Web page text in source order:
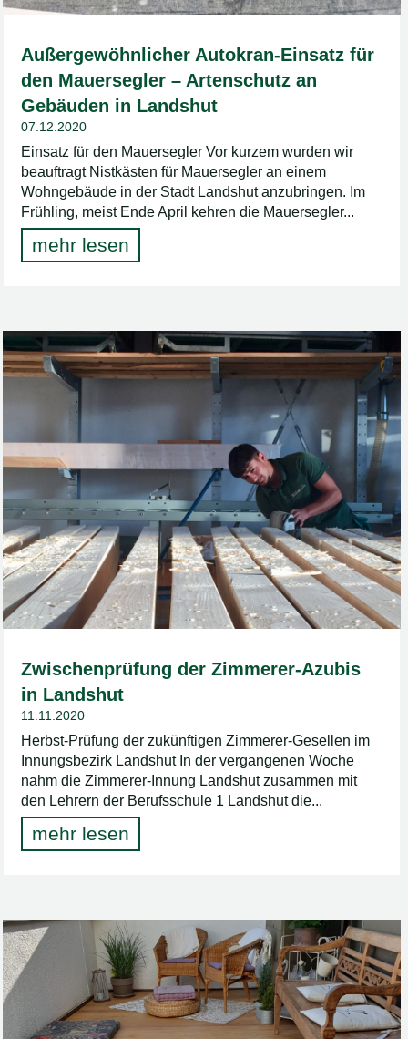
Außergewöhnlicher Autokran-Einsatz für
den Mauersegler – Artenschutz an
Gebäuden in Landshut
07.12.2020
Einsatz für den Mauersegler Vor kurzem wurden wir
beauftragt Nistkästen für Mauersegler an einem
Wohngebäude in der Stadt Landshut anzubringen. Im
Frühling, meist Ende April kehren die Mauersegler...
mehr lesen
Zwischenprüfung der Zimmerer-Azubis
in Landshut
11.11.2020
Herbst-Prüfung der zukünftigen Zimmerer-Gesellen im
Innungsbezirk Landshut In der vergangenen Woche
nahm die Zimmerer-Innung Landshut zusammen mit
den Lehrern der Berufsschule 1 Landshut die...
mehr lesen